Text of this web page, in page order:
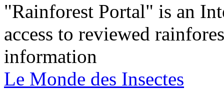
"Rainforest Portal" is an
access to reviewed
information
Le Monde des Insectes